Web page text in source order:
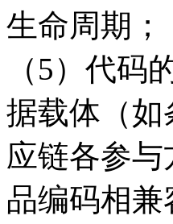
生命周期
（5）代码
据载体（
应链各参
品编码相